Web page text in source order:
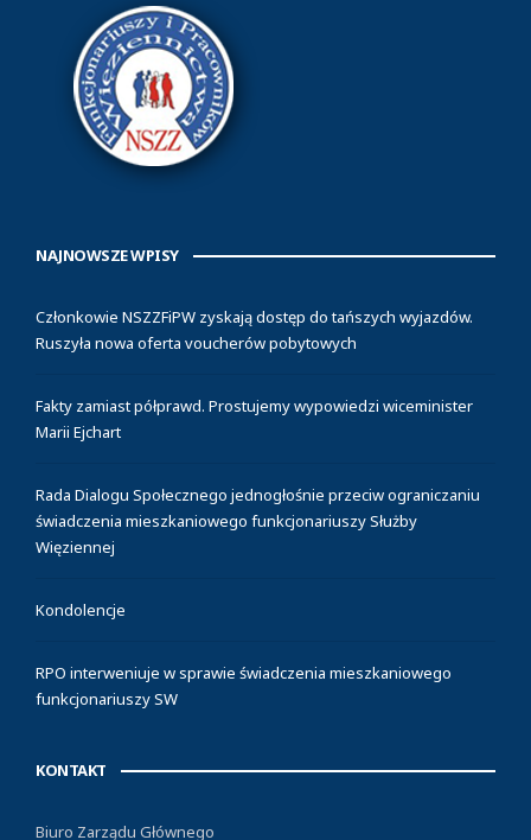
NAJNOWSZE WPISY
Członkowie NSZZFiPW zyskają dostęp do tańszych wyjazdów.
Ruszyła nowa oferta voucherów pobytowych
Fakty zamiast półprawd. Prostujemy wypowiedzi wiceminister
Marii Ejchart
Rada Dialogu Społecznego jednogłośnie przeciw ograniczaniu
świadczenia mieszkaniowego funkcjonariuszy Służby
Więziennej
Kondolencje
RPO interweniuje w sprawie świadczenia mieszkaniowego
funkcjonariuszy SW
KONTAKT
Biuro Zarządu Głównego